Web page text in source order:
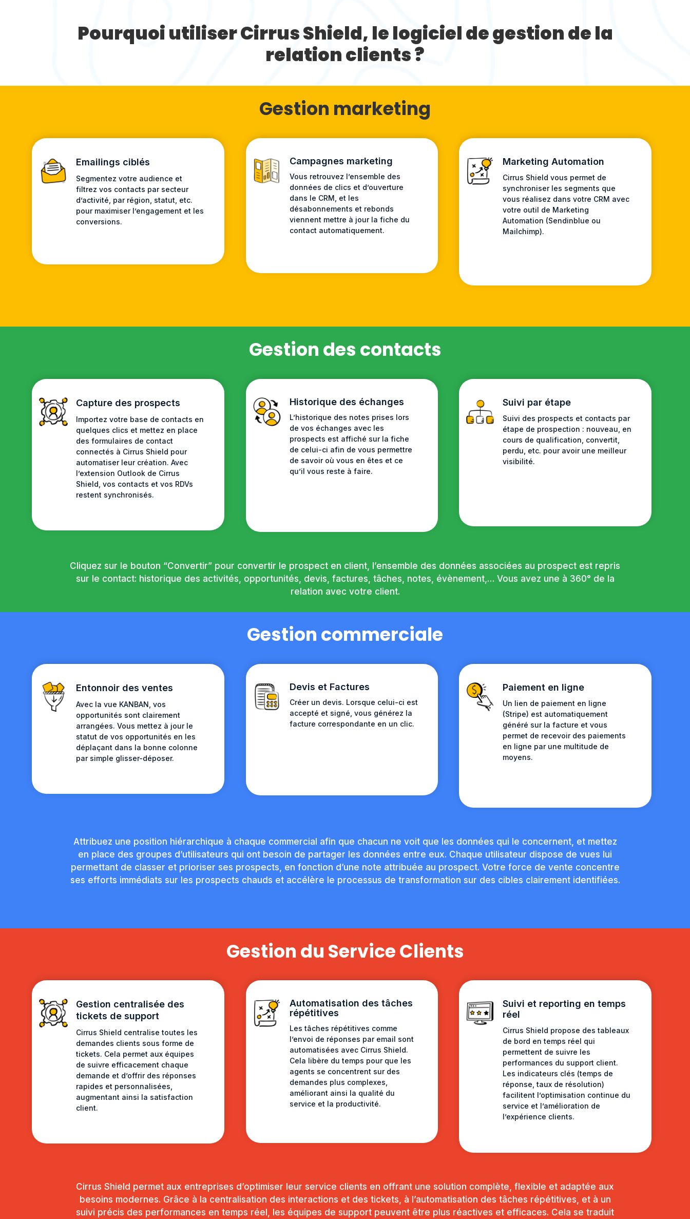
Pourquoi utiliser Cirrus Shield, le logiciel de gestion de la
relation clients ?
Gestion marketing
Emailings ciblés
Segmentez votre audience et
filtrez vos contacts par secteur
d’activité, par région, statut, etc.
pour maximiser l’engagement et les
conversions.
Campagnes marketing
Vous retrouvez l’ensemble des
données de clics et d’ouverture
dans le CRM, et les
désabonnements et rebonds
viennent mettre à jour la fiche du
contact automatiquement.
Marketing Automation
Cirrus Shield vous permet de
synchroniser les segments que
vous réalisez dans votre CRM avec
votre outil de Marketing
Automation (Sendinblue ou
Mailchimp).
Gestion des contacts
Capture des prospects
Importez votre base de contacts en
quelques clics et mettez en place
des formulaires de contact
connectés à Cirrus Shield pour
automatiser leur création. Avec
l’extension Outlook de Cirrus
Shield, vos contacts et vos RDVs
restent synchronisés.
Historique des échanges
L’historique des notes prises lors
de vos échanges avec les
prospects est affiché sur la fiche
de celui-ci afin de vous permettre
de savoir où vous en êtes et ce
qu’il vous reste à faire.
Suivi par étape
Suivi des prospects et contacts par
étape de prospection : nouveau, en
cours de qualification, convertit,
perdu, etc. pour avoir une meilleur
visibilité.
Cliquez sur le bouton “Convertir” pour convertir le prospect en client, l’ensemble des données associées au prospect est repris
sur le contact: historique des activités, opportunités, devis, factures, tâches, notes, évènement,… Vous avez une à 360° de la
relation avec votre client.
Gestion commerciale
Entonnoir des ventes
Avec la vue KANBAN, vos
opportunités sont clairement
arrangées. Vous mettez à jour le
statut de vos opportunités en les
déplaçant dans la bonne colonne
par simple glisser-déposer.
Devis et Factures
Créer un devis. Lorsque celui-ci est
accepté et signé, vous générez la
facture correspondante en un clic.
Paiement en ligne
Un lien de paiement en ligne
(Stripe) est automatiquement
généré sur la facture et vous
permet de recevoir des paiements
en ligne par une multitude de
moyens.
Attribuez une position hiérarchique à chaque commercial afin que chacun ne voit que les données qui le concernent, et mettez
en place des groupes d’utilisateurs qui ont besoin de partager les données entre eux. Chaque utilisateur dispose de vues lui
permettant de classer et prioriser ses prospects, en fonction d’une note attribuée au prospect. Votre force de vente concentre
ses efforts immédiats sur les prospects chauds et accélère le processus de transformation sur des cibles clairement identifiées.
Gestion du Service Clients
Gestion centralisée des
tickets de support
Cirrus Shield centralise toutes les
demandes clients sous forme de
tickets. Cela permet aux équipes
de suivre efficacement chaque
demande et d’offrir des réponses
rapides et personnalisées,
augmentant ainsi la satisfaction
client.
Automatisation des tâches
répétitives
Les tâches répétitives comme
l’envoi de réponses par email sont
automatisées avec Cirrus Shield.
Cela libère du temps pour que les
agents se concentrent sur des
demandes plus complexes,
améliorant ainsi la qualité du
service et la productivité.
Suivi et reporting en temps
réel
Cirrus Shield propose des tableaux
de bord en temps réel qui
permettent de suivre les
performances du support client.
Les indicateurs clés (temps de
réponse, taux de résolution)
facilitent l’optimisation continue du
service et l’amélioration de
l’expérience clients.
Cirrus Shield permet aux entreprises d’optimiser leur service clients en offrant une solution complète, flexible et adaptée aux
besoins modernes. Grâce à la centralisation des interactions et des tickets, à l’automatisation des tâches répétitives, et à un
suivi précis des performances en temps réel, les équipes de support peuvent être plus réactives et efficaces. Cela se traduit